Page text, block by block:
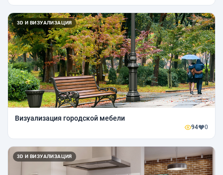
3D И ВИЗУАЛИЗАЦИЯ
Визуализация городской мебели
94 0
3D И ВИЗУАЛИЗАЦИЯ